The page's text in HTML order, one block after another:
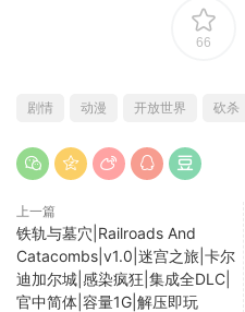
66
剧情 动漫 开放世界 砍杀
上一篇
铁轨与墓穴|Railroads And
Catacombs|v1.0|迷宫之旅|卡尔
迪加尔城|感染疯狂|集成全DLC|
官中简体|容量1G|解压即玩